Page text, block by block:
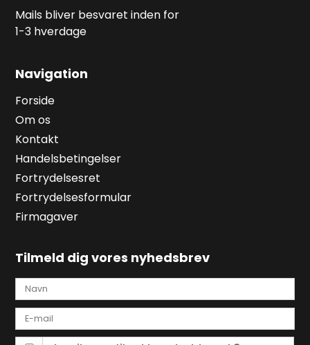
Mails bliver besvaret inden for
1-3 hverdage
Navigation
Forside
Om os
Kontakt
Handelsbetingelser
Fortrydelsesret
Fortrydelsesformular
Firmagaver
Tilmeld dig vores nyhedsbrev